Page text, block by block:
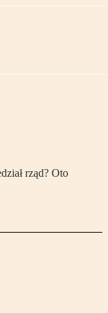
rząd? Oto